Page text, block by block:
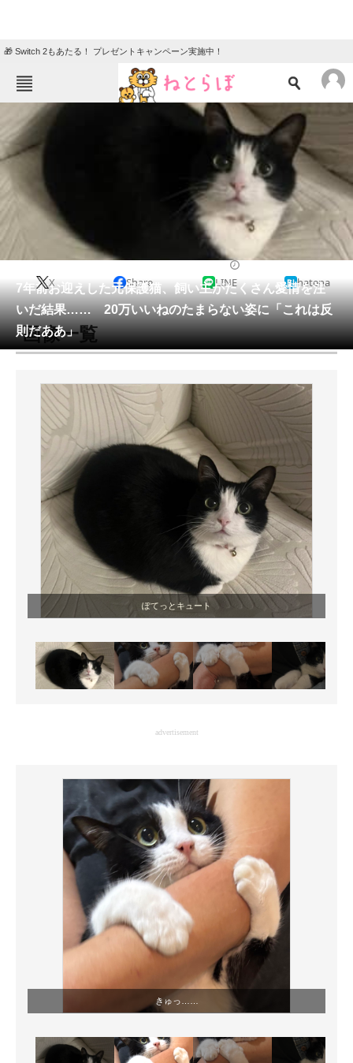
🎁 Switch 2もあたる！ プレゼントキャンペーン実施中！
ねとらぼメニュー
TOP ニュース
エンタメ
グルメ 地域
教育・育児
リサーチ
会員記事
メディア
注目記事を集めた総合ページ
ITの今と未来を見通す
スマホと通信の最新トレンド
進化するPCとデバイスの未来
好きが集まる 比べて選べる
ビジネスと働き方のヒント
AI活用のいまが分かる
企業ITのトレンドを詳説
マーケ×ITの今がよく分かる
ITエンジニア向け専門サイト
製造業のIT導入・活用を支援
モノづくり技術者専門サイト
エレクトロニクス専門サイト
電子設計の基本と応用
エネルギーの専門メディア
ちょっと気になるネットの話題
7年前お迎えした元保護猫、飼い主がたくさん愛情を注
いだ結果…… 20万いいねのたまらない姿に「これは反
則だああ」
X Share LINE hatena
画像一覧
ぽてっとキュート
advertisement
きゅっ……